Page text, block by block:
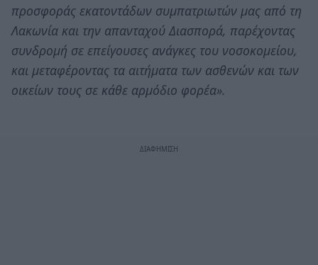
προσφοράς εκατοντάδων συμπατριωτών μας από τη
Λακωνία και την απανταχού Διασπορά, παρέχοντας
συνδρομή σε επείγουσες ανάγκες του νοσοκομείου,
και μεταφέροντας τα αιτήματα των ασθενών και των
οικείων τους σε κάθε αρμόδιο φορέα».